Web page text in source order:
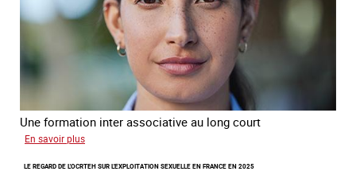
les
victimes
traite
Une formation inter associative au long court
En savoir plus
pour
LE REGARD DE L'OCRTEH SUR L'EXPLOITATION SEXUELLE EN FRANCE EN 2025